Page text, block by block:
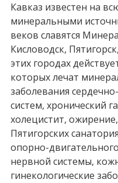
Кавказ известен на
минеральными
веков славятся
Кисловодск,
этих городах
которых лечат
заболевания
систем, хронический
холецистит,
Пятигорских
опорно-
нервной системы,
гинекологические